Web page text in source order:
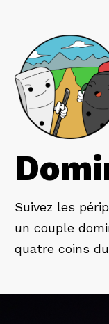
Suivez les
un couple
quatre coins